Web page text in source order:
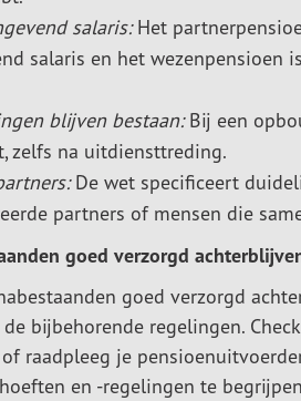
salaris:Het
salaris en het wezenpensioen
blijven bestaan:Bij een
zelfs na uitdiensttreding.
De wet specificeert
partners of mensen die
goed verzorgd
goed verzorgd
bijbehorende regelingen.
raadpleeg je
en -regelingen te